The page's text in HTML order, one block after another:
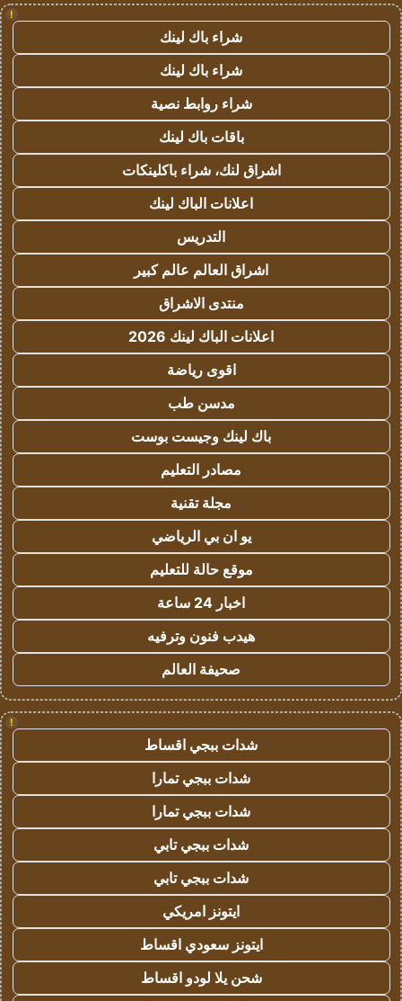
!
شراء باك لينك
شراء باك لينك
شراء روابط نصية
باقات باك لينك
اشراق لنك، شراء باكلينكات
اعلانات الباك لينك
التدريس
اشراق العالم عالم كبير
منتدى الاشراق
اعلانات الباك لينك 2026
اقوى رياضة
مدسن طب
باك لينك وجيست بوست
مصادر التعليم
مجلة تقنية
يو ان بي الرياضي
موقع حالة للتعليم
اخبار 24 ساعة
هيدب فنون وترفيه
صحيفة العالم
!
شدات ببجي اقساط
شدات ببجي تمارا
شدات ببجي تمارا
شدات ببجي تابي
شدات ببجي تابي
ايتونز امريكي
ايتونز سعودي اقساط
شحن يلا لودو اقساط